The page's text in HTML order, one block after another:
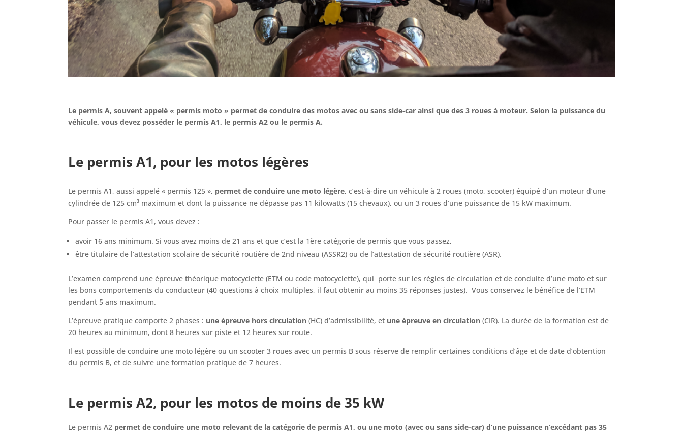
Le permis A, souvent appelé « permis moto » permet de conduire des motos avec ou sans side-car ainsi que des 3 roues à moteur. Selon la puissance du
véhicule, vous devez posséder le permis A1, le permis A2 ou le permis A.
Le permis A1, pour les motos légères
Le permis A1, aussi appelé « permis 125 », permet de conduire une moto légère, c’est-à-dire un véhicule à 2 roues (moto, scooter) équipé d’un moteur d’une
cylindrée de 125 cm³ maximum et dont la puissance ne dépasse pas 11 kilowatts (15 chevaux), ou un 3 roues d’une puissance de 15 kW maximum.
Pour passer le permis A1, vous devez :
avoir 16 ans minimum. Si vous avez moins de 21 ans et que c’est la 1ère catégorie de permis que vous passez,
être titulaire de l’attestation scolaire de sécurité routière de 2nd niveau (ASSR2) ou de l’attestation de sécurité routière (ASR).
L’examen comprend une épreuve théorique motocyclette (ETM ou code motocyclette), qui porte sur les règles de circulation et de conduite d’une moto et sur
les bons comportements du conducteur (40 questions à choix multiples, il faut obtenir au moins 35 réponses justes). Vous conservez le bénéfice de l’ETM
pendant 5 ans maximum.
L’épreuve pratique comporte 2 phases : une épreuve hors circulation (HC) d’admissibilité, et une épreuve en circulation (CIR). La durée de la formation est de
20 heures au minimum, dont 8 heures sur piste et 12 heures sur route.
Il est possible de conduire une moto légère ou un scooter 3 roues avec un permis B sous réserve de remplir certaines conditions d’âge et de date d’obtention
du permis B, et de suivre une formation pratique de 7 heures.
Le permis A2, pour les motos de moins de 35 kW
Le permis A2 permet de conduire une moto relevant de la catégorie de permis A1, ou une moto (avec ou sans side-car) d’une puissance n’excédant pas 35